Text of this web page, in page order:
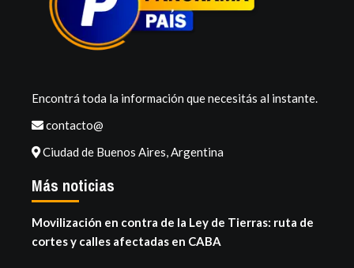
Encontrá toda la información que necesitás al instante.
contacto@
Ciudad de Buenos Aires, Argentina
Más noticias
Movilización en contra de la Ley de Tierras: ruta de
cortes y calles afectadas en CABA